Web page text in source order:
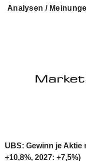
Analysen /
UBS: Gewinn je Aktie
+10,8%, 2027: +7,5%)